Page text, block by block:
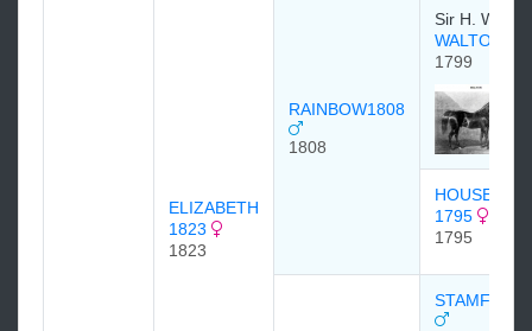
ELIZABETH
1823
1823
RAINBOW1808
1808
Sir H.
WALTON
1799
1795
1795
STAMFORD